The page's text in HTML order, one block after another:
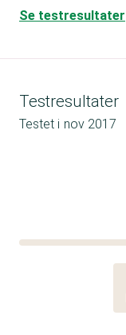
Se testresultater
Testresultater
Testet i nov 2017